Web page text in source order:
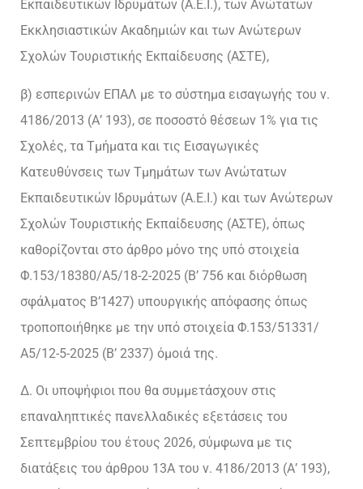
Εκπαιδευτικών Ιδρυμάτων (Α.Ε.Ι.), των Ανώτατων
Εκκλησιαστικών Ακαδημιών και των Ανώτερων
Σχολών Τουριστικής Εκπαίδευσης (ΑΣΤΕ),
β) εσπερινών ΕΠΑΛ με το σύστημα εισαγωγής του ν.
4186/2013 (Α’ 193), σε ποσοστό θέσεων 1% για τις
Σχολές, τα Τμήματα και τις Εισαγωγικές
Κατευθύνσεις των Τμημάτων των Ανώτατων
Εκπαιδευτικών Ιδρυμάτων (Α.Ε.Ι.) και των Ανώτερων
Σχολών Τουριστικής Εκπαίδευσης (ΑΣΤΕ), όπως
καθορίζονται στο άρθρο μόνο της υπό στοιχεία
Φ.153/18380/Α5/18-2-2025 (Β’ 756 και διόρθωση
σφάλματος Β’1427) υπουργικής απόφασης όπως
τροποποιήθηκε με την υπό στοιχεία Φ.153/51331/
Α5/12-5-2025 (Β’ 2337) όμοιά της.
Δ. Οι υποψήφιοι που θα συμμετάσχουν στις
επαναληπτικές πανελλαδικές εξετάσεις του
Σεπτεμβρίου του έτους 2026, σύμφωνα με τις
διατάξεις του άρθρου 13Α του ν. 4186/2013 (Α’ 193),